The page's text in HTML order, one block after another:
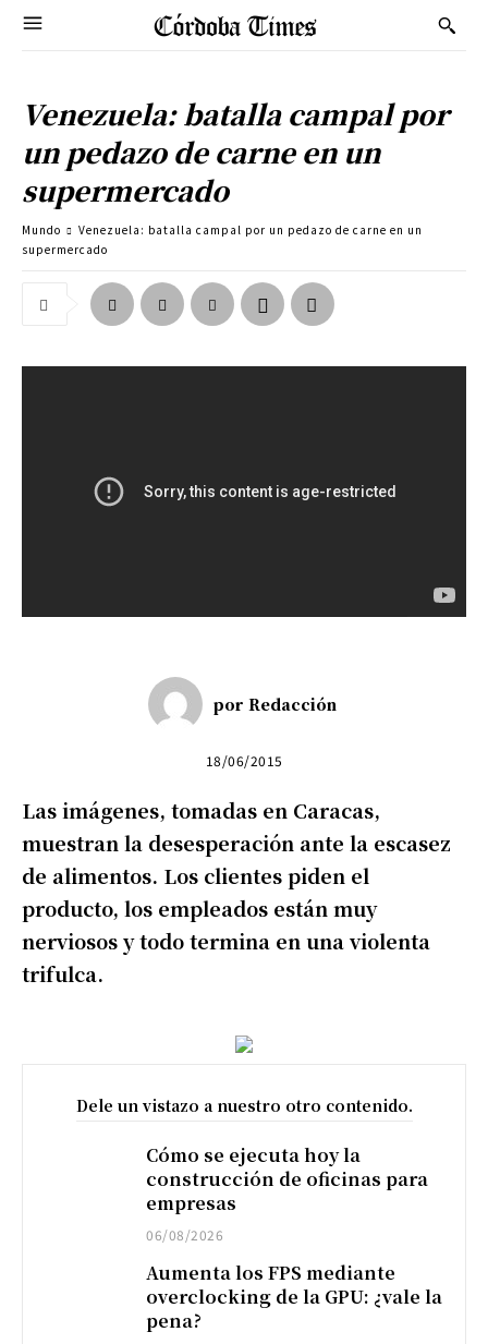
Venezuela: batalla campal por
un pedazo de carne en un
supermercado
Mundo
Venezuela: batalla campal por un pedazo de carne en un
supermercado
por Redacción
18/06/2015
Las imágenes, tomadas en Caracas,
muestran la desesperación ante la escasez
de alimentos. Los clientes piden el
producto, los empleados están muy
nerviosos y todo termina en una violenta
trifulca.
Dele un vistazo a nuestro otro contenido.
Cómo se ejecuta hoy la
construcción de oficinas para
empresas
06/08/2026
Aumenta los FPS mediante
overclocking de la GPU: ¿vale la
pena?